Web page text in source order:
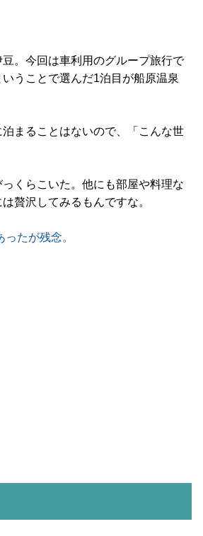
。今回は車利用のグループ旅行で
うことで選んだ1泊目が船原温泉
まることはないので、「こんな世
くらこいた。他にも部屋や料理な
贅沢してみるもんですな。
たが残念。